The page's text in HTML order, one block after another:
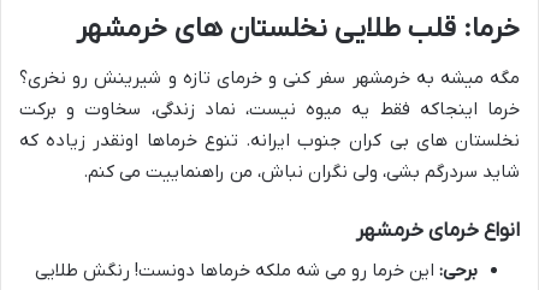
خرما: قلب طلایی نخلستان های خرمشهر
مگه میشه به خرمشهر سفر کنی و خرمای تازه و شیرینش رو نخری؟
خرما اینجاکه فقط یه میوه نیست، نماد زندگی، سخاوت و برکت
نخلستان های بی کران جنوب ایرانه. تنوع خرماها اونقدر زیاده که
شاید سردرگم بشی، ولی نگران نباش، من راهنماییت می کنم.
انواع خرمای خرمشهر
برحی: این خرما رو می شه ملکه خرماها دونست! رنگش طلایی